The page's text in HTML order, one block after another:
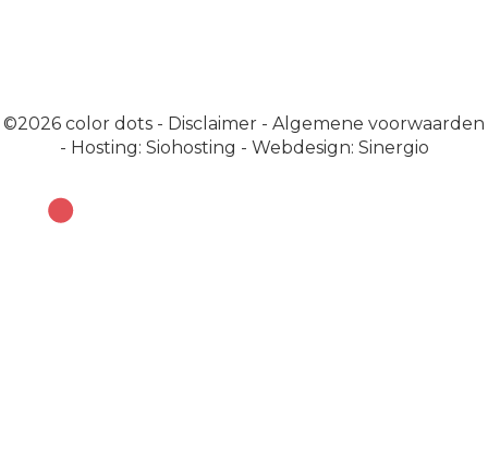
©2026 color dots - Disclaimer - Algemene voorwaarden
- Hosting: Siohosting - Webdesign: Sinergio